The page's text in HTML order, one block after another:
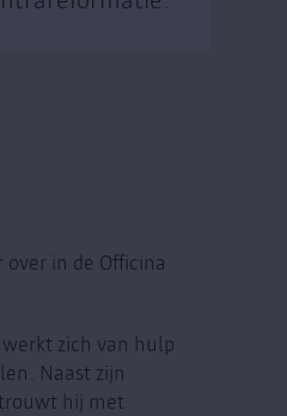
in de Officina
zich van hulp
Naast zijn
hij met